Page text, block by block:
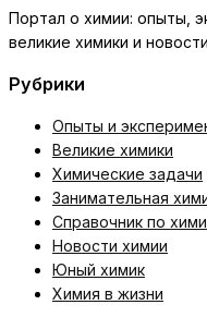
почему
поднимается
Портал о химии: опыты,
великие химики и
Рубрики
Опыты и
Великие химики
Химические задачи
Занимательная
Справочник по
Новости химии
Юный химик
Химия в жизни